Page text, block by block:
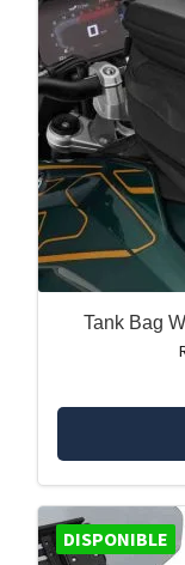
Tank Bag
DISPONIBLE